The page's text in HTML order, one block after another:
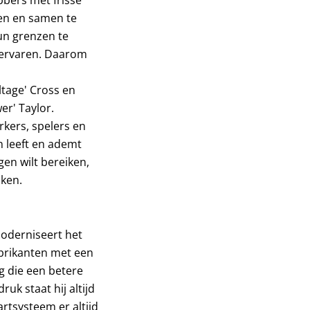
en samen te
grenzen te
Daarom
Cross en
Taylor.
spelers en
leeft en ademt
wilt bereiken,
het
met een
die een betere
staat hij altijd
er altijd